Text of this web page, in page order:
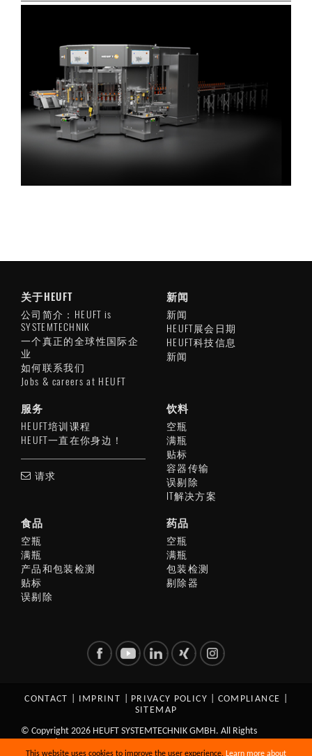
This website uses cookies to improve the user experience. Learn more about
关于HEUFT
公司简介：HEUFT is
SYSTEMTECHNIK
一个真正的全球性国际企
业
如何联系我们
Jobs & careers at HEUFT
新闻
新闻
HEUFT展会日期
HEUFT科技信息
新闻
服务
HEUFT培训课程
HEUFT一直在你身边！
请求
饮料
空瓶
满瓶
贴标
容器传输
误剔除
IT解决方案
食品
空瓶
满瓶
产品和包装检测
贴标
误剔除
药品
空瓶
满瓶
包装检测
剔除器
CONTACT IMPRINT PRIVACY POLICY COMPLIANCE
SITEMAP
© Copyright 2026 HEUFT SYSTEMTECHNIK GMBH. All Rights